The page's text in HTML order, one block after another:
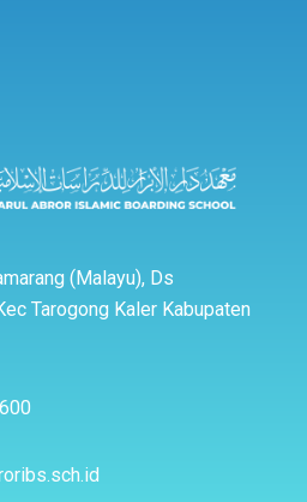
(Malayu), Ds
Tarogong Kaler Kabupaten